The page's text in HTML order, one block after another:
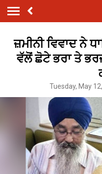
ਜ਼ਮੀਨੀ ਵਿਵਾਦ ਨੇ
ਵੱਲੋਂ ਛੋਟੇ ਭਰਾ ਤੇ
Tuesday, May